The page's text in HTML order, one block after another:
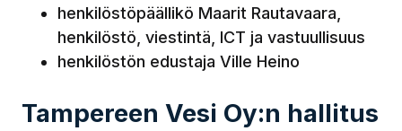
henkilöstöpäällikö Maarit Rautavaara,
henkilöstö, viestintä, ICT ja vastuullisuus
henkilöstön edustaja Ville Heino
Tampereen Vesi Oy:n hallitus